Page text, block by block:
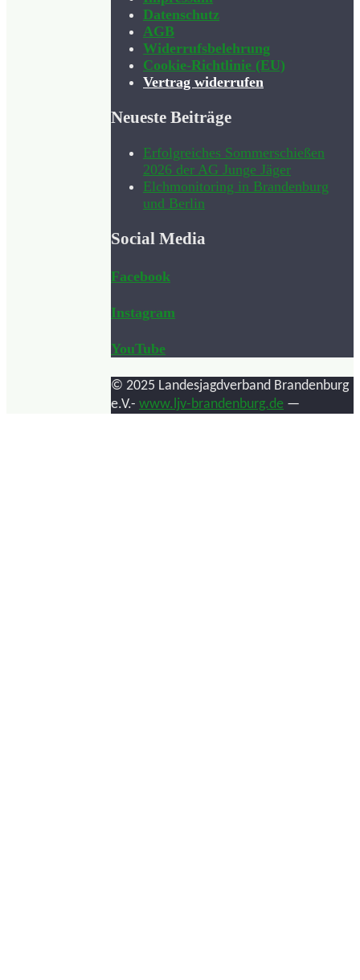
Datenschutz
AGB
Widerrufsbelehrung
Cookie-Richtlinie (EU)
Vertrag widerrufen
Neueste Beiträge
Erfolgreiches Sommerschießen
2026 der AG Junge Jäger
Elchmonitoring in Brandenburg
und Berlin
Social Media
Facebook
Instagram
YouTube
© 2025 Landesjagdverband Brandenburg
e.V.- www.ljv-brandenburg.de —